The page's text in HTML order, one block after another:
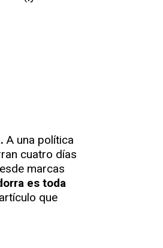
A una política
cuatro días
marcas
es toda
que